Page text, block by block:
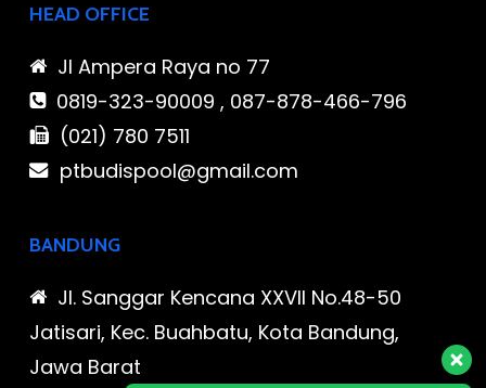
HEAD OFFICE
Jl Ampera Raya no 77
0819-323-90009 , 087-878-466-796
(021) 780 7511
ptbudispool@gmail.com
BANDUNG
Jl. Sanggar Kencana XXVII No.48-50
Jatisari, Kec. Buahbatu, Kota Bandung,
Jawa Barat